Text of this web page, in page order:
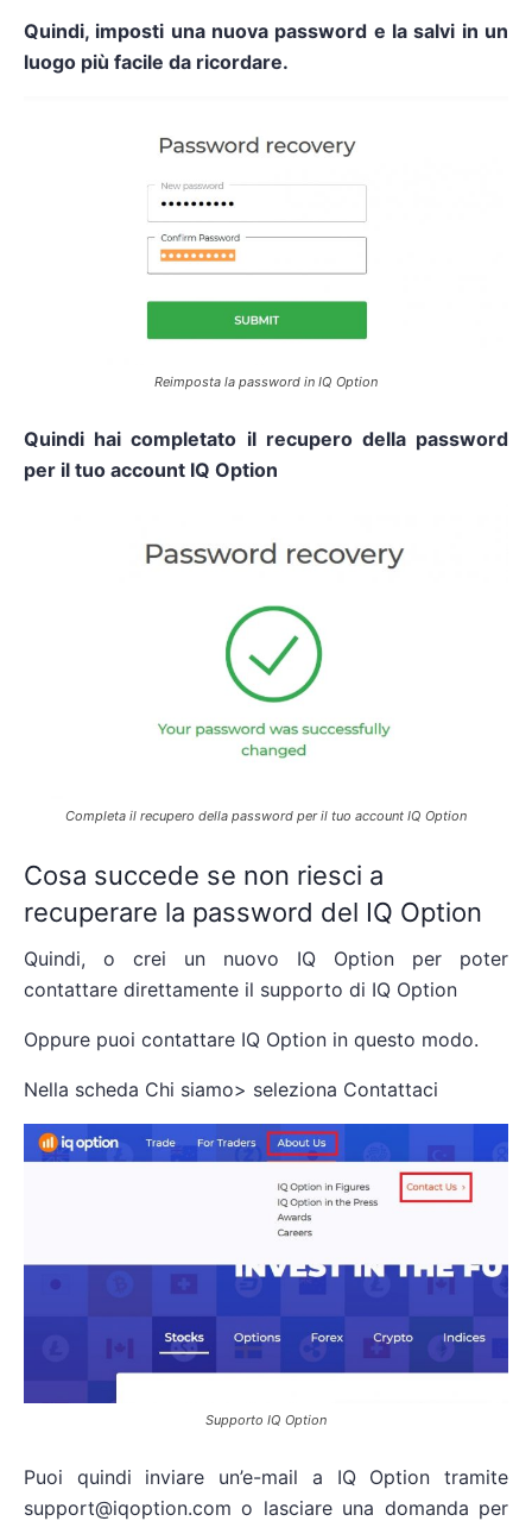
Quindi, imposti una nuova password e la salvi in un
luogo più facile da ricordare.
Reimposta la password in IQ Option
Quindi hai completato il recupero della password
per il tuo account IQ Option
Completa il recupero della password per il tuo account IQ Option
Cosa succede se non riesci a
recuperare la password del IQ Option
Quindi, o crei un nuovo IQ Option per poter
contattare direttamente il supporto di IQ Option
Oppure puoi contattare IQ Option in questo modo.
Nella scheda Chi siamo> seleziona Contattaci
Supporto IQ Option
Puoi quindi inviare un’e-mail a IQ Option tramite
support@iqoption.com o lasciare una domanda per